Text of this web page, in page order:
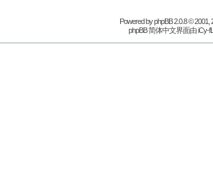
Powered byphpBB2.0.8 © 2001,
phpBB 简体中文界面由 iCy-